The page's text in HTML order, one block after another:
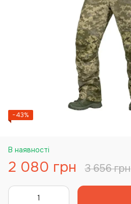
−43%
В наявності
2 080 грн 3 656 грн